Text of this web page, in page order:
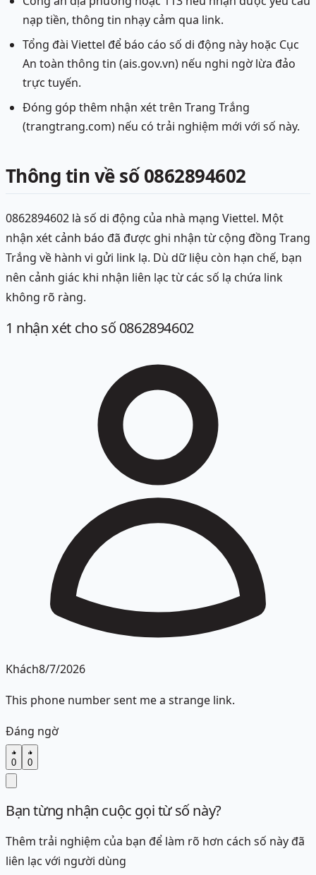
nạp tiền, thông tin nhạy cảm qua link.
Tổng đài Viettel để báo cáo số di động này hoặc Cục
An toàn thông tin (ais.gov.vn) nếu nghi ngờ lừa đảo
trực tuyến.
Đóng góp thêm nhận xét trên Trang Trắng
(trangtrang.com) nếu có trải nghiệm mới với số này.
Thông tin về số 0862894602
0862894602 là số di động của nhà mạng Viettel. Một
nhận xét cảnh báo đã được ghi nhận từ cộng đồng Trang
Trắng về hành vi gửi link lạ. Dù dữ liệu còn hạn chế, bạn
nên cảnh giác khi nhận liên lạc từ các số lạ chứa link
không rõ ràng.
1 nhận xét cho số 0862894602
Khách8/7/2026
This phone number sent me a strange link.
Đáng ngờ
0 0
Bạn từng nhận cuộc gọi từ số này?
Thêm trải nghiệm của bạn để làm rõ hơn cách số này đã
liên lạc với người dùng